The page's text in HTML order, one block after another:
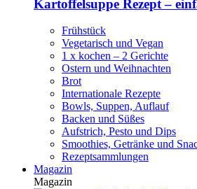
Kartoffelsuppe Rezept –
Frühstück
Vegetarisch und Vegan
1 x kochen – 2 Gerichte
Ostern und Weihnachten
Brot
Internationale Rezepte
Bowls, Suppen, Auflauf
Backen und Süßes
Aufstrich, Pesto und Dips
Smoothies, Getränke und
Rezeptsammlungen
Magazin
Magazin